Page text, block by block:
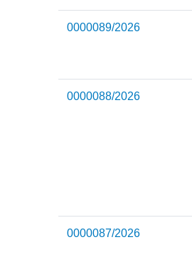
0000089/2026
0000088/2026
0000087/2026